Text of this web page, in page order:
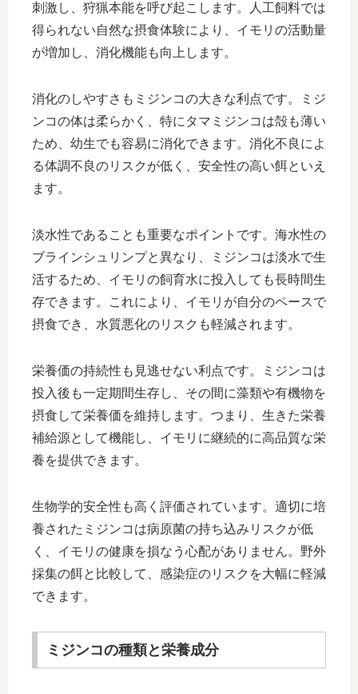
刺激し、狩猟本能を呼び起こします。人工飼料では
得られない自然な摂食体験により、イモリの活動量
が増加し、消化機能も向上します。
消化のしやすさもミジンコの大きな利点です。ミジ
ンコの体は柔らかく、特にタマミジンコは殻も薄い
ため、幼生でも容易に消化できます。消化不良によ
る体調不良のリスクが低く、安全性の高い餌といえ
ます。
淡水性であることも重要なポイントです。海水性の
ブラインシュリンプと異なり、ミジンコは淡水で生
活するため、イモリの飼育水に投入しても長時間生
存できます。これにより、イモリが自分のペースで
摂食でき、水質悪化のリスクも軽減されます。
栄養価の持続性も見逃せない利点です。ミジンコは
投入後も一定期間生存し、その間に藻類や有機物を
摂食して栄養価を維持します。つまり、生きた栄養
補給源として機能し、イモリに継続的に高品質な栄
養を提供できます。
生物学的安全性も高く評価されています。適切に培
養されたミジンコは病原菌の持ち込みリスクが低
く、イモリの健康を損なう心配がありません。野外
採集の餌と比較して、感染症のリスクを大幅に軽減
できます。
ミジンコの種類と栄養成分